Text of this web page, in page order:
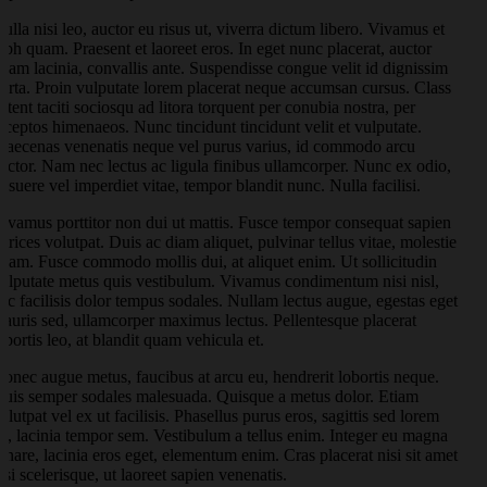
nisi leo, auctor eu risus ut, viverra dictum libero. Vivamus et
quam. Praesent et laoreet eros. In eget nunc placerat, auctor
lacinia, convallis ante. Suspendisse congue velit id dignissim
Proin vulputate lorem placerat neque accumsan cursus. Class
taciti sociosqu ad litora torquent per conubia nostra, per
himenaeos. Nunc tincidunt tincidunt velit et vulputate.
venenatis neque vel purus varius, id commodo arcu
Nam nec lectus ac ligula finibus ullamcorper. Nunc ex odio,
vel imperdiet vitae, tempor blandit nunc. Nulla facilisi.
porttitor non dui ut mattis. Fusce tempor consequat sapien
volutpat. Duis ac diam aliquet, pulvinar tellus vitae, molestie
Fusce commodo mollis dui, at aliquet enim. Ut sollicitudin
metus quis vestibulum. Vivamus condimentum nisi nisl,
facilisis dolor tempus sodales. Nullam lectus augue, egestas eget
sed, ullamcorper maximus lectus. Pellentesque placerat
leo, at blandit quam vehicula et.
augue metus, faucibus at arcu eu, hendrerit lobortis neque.
semper sodales malesuada. Quisque a metus dolor. Etiam
vel ex ut facilisis. Phasellus purus eros, sagittis sed lorem
lacinia tempor sem. Vestibulum a tellus enim. Integer eu magna
lacinia eros eget, elementum enim. Cras placerat nisi sit amet
scelerisque, ut laoreet sapien venenatis.